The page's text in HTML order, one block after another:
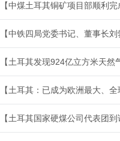
【中煤土耳其铜矿项目部顺利
【中铁四局党委书记、董事长
【土耳其发现924亿立方米天然
【土耳其：已成为欧洲最大、
【土耳其国家硬煤公司代表团